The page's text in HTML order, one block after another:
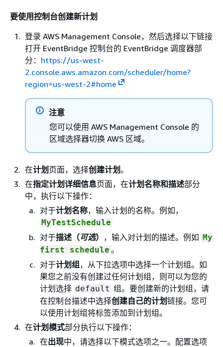
要使用控制台创建新计划
登录 AWS Management Console，然后选择以下链接
打开 EventBridge 控制台的 EventBridge 调度器部
分： https://us-west-
2.console.aws.amazon.com/scheduler/home?
region=us-west-2#home
注意
您可以使用 AWS Management Console 的
区域选择器切换 AWS 区域。
在计划 页面，选择创建计划。
在指定计划详细信息页面，在计划名称和描述部分
中，执行以下操作：
对于计划名称，输入计划的名称。例如，
MyTestSchedule
对于描述（可选） ，输入对计划的描述。例如 My
first schedule 。
对于计划组，从下拉选项中选择一个计划组。如
果您之前没有创建过任何计划组，则可以为您的
计划选择 default 组。要创建新的计划组，请
在控制台描述中选择创建自己的计划链接。您可
以使用计划组将标签添加到计划组。
在计划模式部分执行以下操作：
在出现中，请选择以下模式选项之一。配置选项